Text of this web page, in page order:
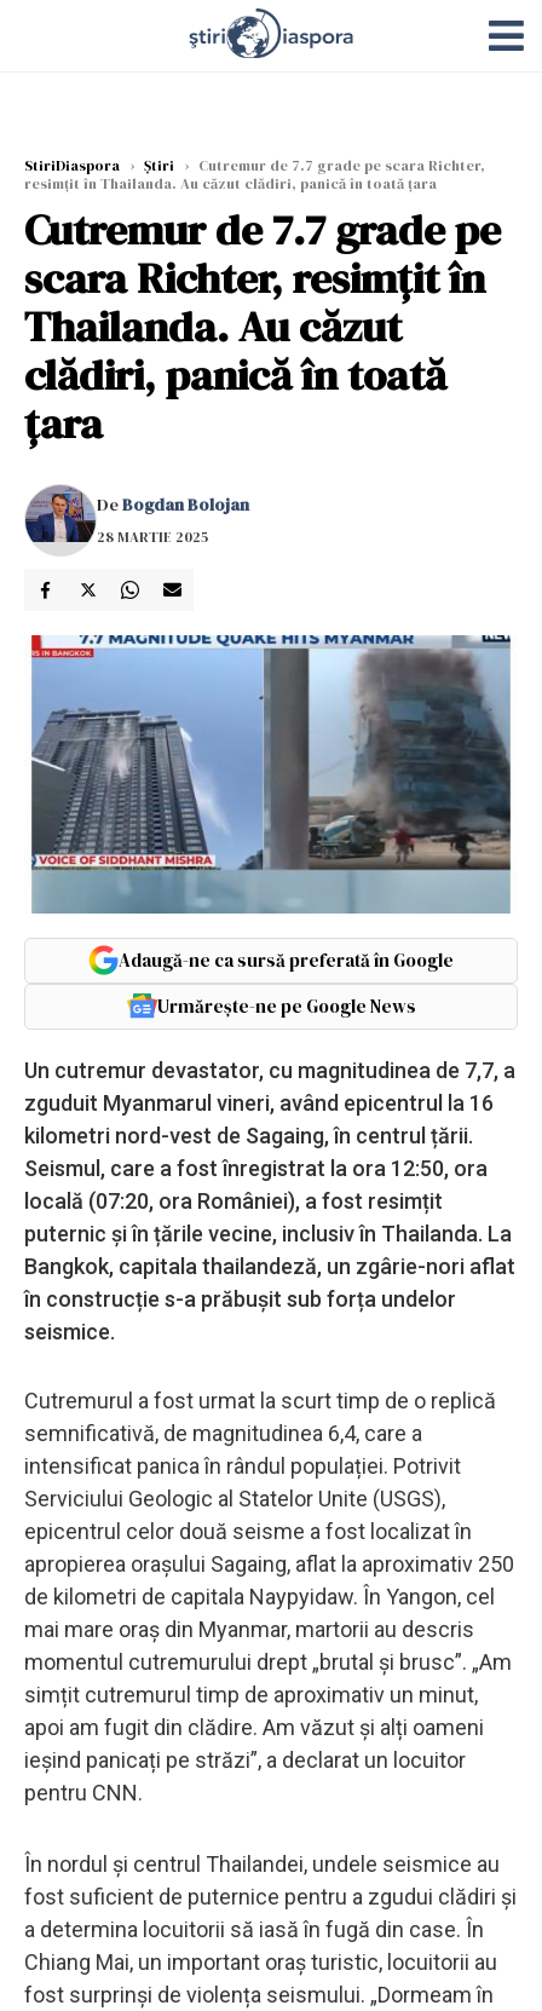
StiriDiaspora › Știri › Cutremur de 7.7 grade pe scara Richter,
resimțit în Thailanda. Au căzut clădiri, panică în toată țara
Cutremur de 7.7 grade pe
scara Richter, resimțit în
Thailanda. Au căzut
clădiri, panică în toată
țara
DeBogdan Bolojan
28 MARTIE 2025
Adaugă-ne ca sursă preferată în Google
Urmărește-ne pe Google News
Un cutremur devastator, cu magnitudinea de 7,7, a
zguduit Myanmarul vineri, având epicentrul la 16
kilometri nord-vest de Sagaing, în centrul țării.
Seismul, care a fost înregistrat la ora 12:50, ora
locală (07:20, ora României), a fost resimțit
puternic și în țările vecine, inclusiv în Thailanda. La
Bangkok, capitala thailandeză, un zgârie-nori aflat
în construcție s-a prăbușit sub forța undelor
seismice.
Cutremurul a fost urmat la scurt timp de o replică
semnificativă, de magnitudinea 6,4, care a
intensificat panica în rândul populației. Potrivit
Serviciului Geologic al Statelor Unite (USGS),
epicentrul celor două seisme a fost localizat în
apropierea orașului Sagaing, aflat la aproximativ 250
de kilometri de capitala Naypyidaw. În Yangon, cel
mai mare oraș din Myanmar, martorii au descris
momentul cutremurului drept „brutal și brusc”. „Am
simțit cutremurul timp de aproximativ un minut,
apoi am fugit din clădire. Am văzut și alți oameni
ieșind panicați pe străzi”, a declarat un locuitor
pentru CNN.
În nordul și centrul Thailandei, undele seismice au
fost suficient de puternice pentru a zgudui clădiri și
a determina locuitorii să iasă în fugă din case. În
Chiang Mai, un important oraș turistic, locuitorii au
fost surprinși de violența seismului. „Dormeam în